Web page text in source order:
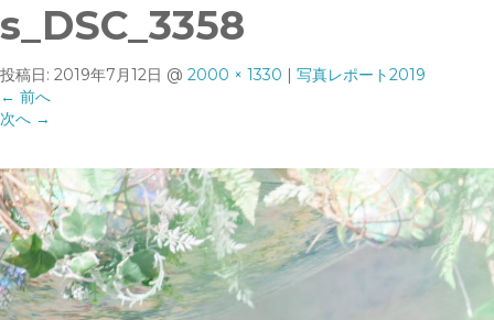
s_DSC_3358
投稿日: 2019年7月12日 @ 2000 × 1330 | 写真レポート2019
← 前へ
次へ →